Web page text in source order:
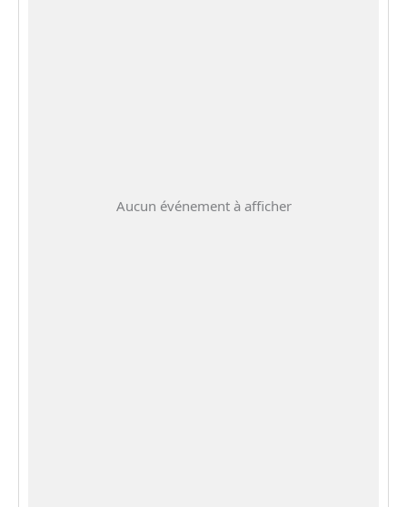
Aucun événement à afficher